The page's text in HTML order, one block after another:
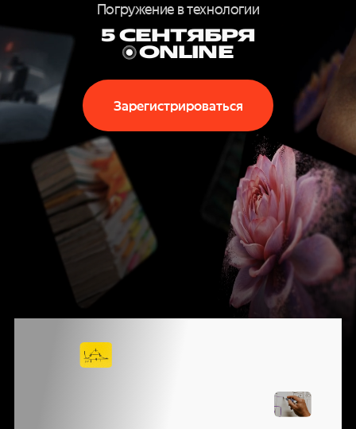
P
T
E
C
H
N
I
G
Погружение в технологии
5 СЕНТЯБРЯ
ONLINE
Зарегистрироваться